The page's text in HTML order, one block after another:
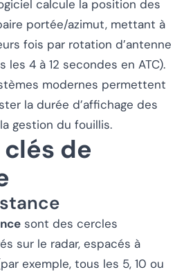
calcule la position des
portée/azimut, mettant à
fois par rotation d’antenne
4 à 12 secondes en ATC).
modernes permettent
la durée d’affichage des
gestion du fouillis.
de
sont des cercles
sur le radar, espacés à
exemple, tous les 5, 10 ou